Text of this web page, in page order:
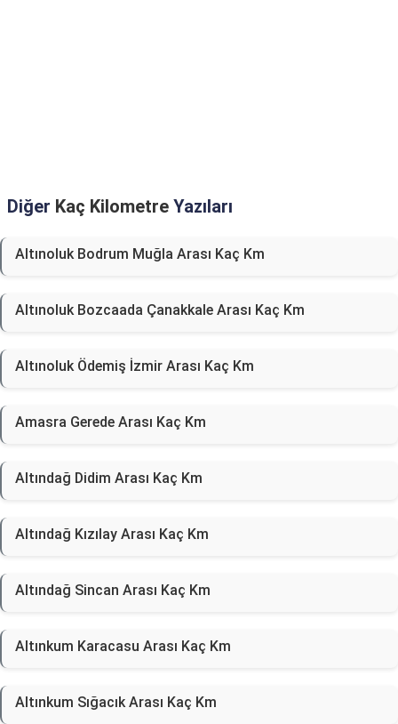
Diğer Kaç Kilometre Yazıları
Altınoluk Bodrum Muğla Arası Kaç Km
Altınoluk Bozcaada Çanakkale Arası Kaç Km
Altınoluk Ödemiş İzmir Arası Kaç Km
Amasra Gerede Arası Kaç Km
Altındağ Didim Arası Kaç Km
Altındağ Kızılay Arası Kaç Km
Altındağ Sincan Arası Kaç Km
Altınkum Karacasu Arası Kaç Km
Altınkum Sığacık Arası Kaç Km